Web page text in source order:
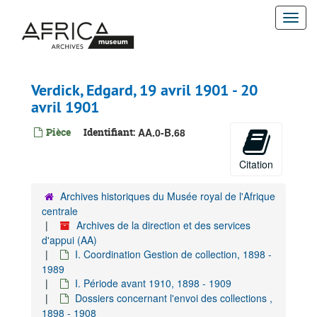
contenu
Verdick, Edgard, 19 avril 1901 - 20
avril 1901
Pièce Identifiant: AA.0-B.68
Citation
Archives historiques du Musée royal de l'Afrique
centrale
Archives de la direction et des services
d'appui (AA)
I. Coordination Gestion de collection, 1898 -
1989
I. Période avant 1910, 1898 - 1909
Dossiers concernant l'envoi des collections ,
1898 - 1908